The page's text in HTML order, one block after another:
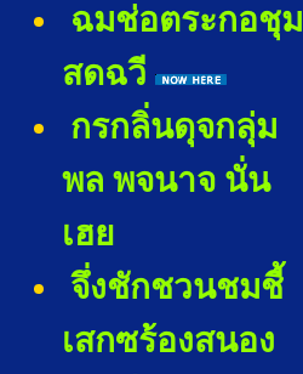
ฉมช่อตระกอชุม
สดฉวี
กรกลิ่นดุจกลุ่ม
พล พจนาจ นั่น
เฮ
จึ่งชักชวนชมชี้
เสกซร้องสนอง